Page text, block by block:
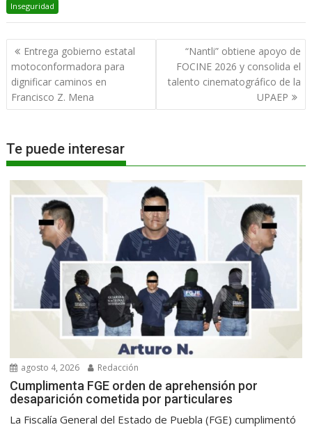
Inseguridad
Navegación
de
entradas
Entrega gobierno estatal
motoconformadora para
dignificar caminos en
Francisco Z. Mena
“Nantli” obtiene apoyo de
FOCINE 2026 y consolida el
talento cinematográfico de la
UPAEP
Te puede interesar
agosto 4, 2026 Redacción
Cumplimenta FGE orden de aprehensión por
desaparición cometida por particulares
La Fiscalía General del Estado de Puebla (FGE) cumplimentó